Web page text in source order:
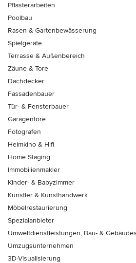
Pflasterarbeiten
Poolbau
Rasen & Gartenbewässerung
Spielgeräte
Terrasse & Außenbereich
Zäune & Tore
Dachdecker
Fassadenbauer
Tür- & Fensterbauer
Garagentore
Fotografen
Heimkino & Hifi
Home Staging
Immobilienmakler
Kinder- & Babyzimmer
Künstler & Kunsthandwerk
Möbelrestaurierung
Spezialanbieter
Umweltdienstleistungen, Bau- &
Umzugsunternehmen
3D-Visualisierung